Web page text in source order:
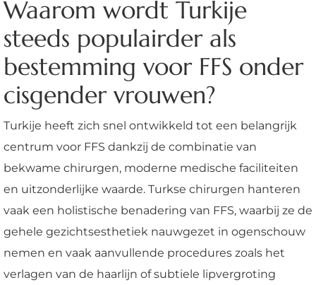
Waarom wordt Turkije
steeds populairder als
bestemming voor FFS onder
cisgender vrouwen?
Turkije heeft zich snel ontwikkeld tot een belangrijk
centrum voor FFS dankzij de combinatie van
bekwame chirurgen, moderne medische faciliteiten
en uitzonderlijke waarde. Turkse chirurgen hanteren
vaak een holistische benadering van FFS, waarbij ze de
gehele gezichtsesthetiek nauwgezet in ogenschouw
nemen en vaak aanvullende procedures zoals het
verlagen van de haarlijn of subtiele lipvergroting